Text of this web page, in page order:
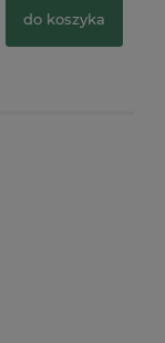
do koszyka